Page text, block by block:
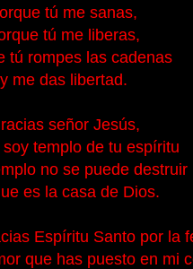
tú me sanas,
tú me liberas,
tú rompes las cadenas
y me das libertad.
señor Jesús,
soy templo de tu espíritu
no se puede destruir
es la casa de Dios.
Espíritu Santo por la
que has puesto en mi